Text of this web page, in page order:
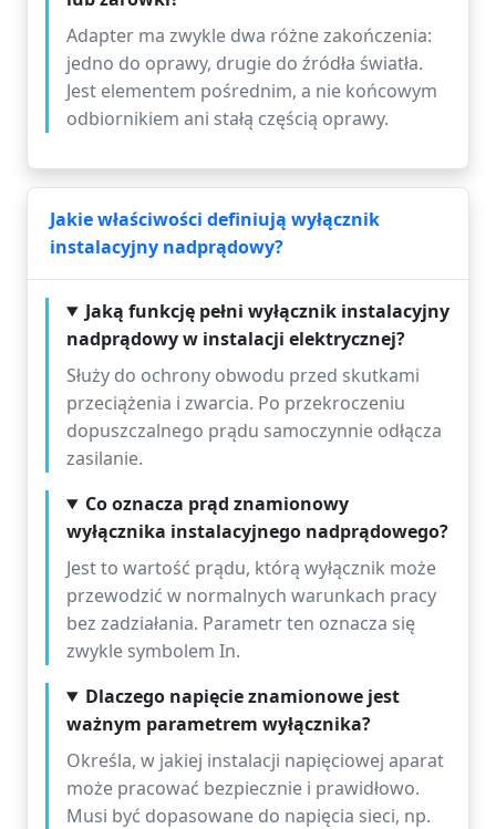
Adapter ma zwykle dwa różne zakończenia:
jedno do oprawy, drugie do źródła światła.
Jest elementem pośrednim, a nie końcowym
odbiornikiem ani stałą częścią oprawy.
Jakie właściwości definiują wyłącznik
instalacyjny nadprądowy?
Jaką funkcję pełni wyłącznik instalacyjny
nadprądowy w instalacji elektrycznej?
Służy do ochrony obwodu przed skutkami
przeciążenia i zwarcia. Po przekroczeniu
dopuszczalnego prądu samoczynnie odłącza
zasilanie.
Co oznacza prąd znamionowy
wyłącznika instalacyjnego nadprądowego?
Jest to wartość prądu, którą wyłącznik może
przewodzić w normalnych warunkach pracy
bez zadziałania. Parametr ten oznacza się
zwykle symbolem In.
Dlaczego napięcie znamionowe jest
ważnym parametrem wyłącznika?
Określa, w jakiej instalacji napięciowej aparat
może pracować bezpiecznie i prawidłowo.
Musi być dopasowane do napięcia sieci, np.